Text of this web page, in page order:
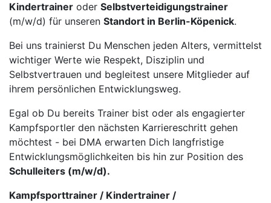
Kindertrainer oder Selbstverteidigungstrainer
(m/w/d) für unseren Standort in Berlin-Köpenick.
Bei uns trainierst Du Menschen jeden Alters, vermittelst
wichtiger Werte wie Respekt, Disziplin und
Selbstvertrauen und begleitest unsere Mitglieder auf
ihrem persönlichen Entwicklungsweg.
Egal ob Du bereits Trainer bist oder als engagierter
Kampfsportler den nächsten Karriereschritt gehen
möchtest - bei DMA erwarten Dich langfristige
Entwicklungsmöglichkeiten bis hin zur Position des
Schulleiters (m/w/d).
Kampfsporttrainer / Kindertrainer /